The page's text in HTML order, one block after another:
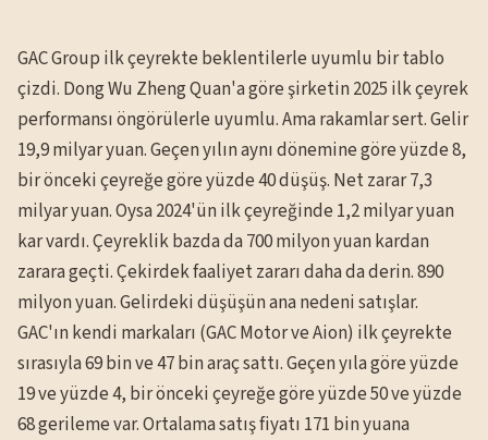
GAC Group ilk çeyrekte beklentilerle uyumlu bir tablo
çizdi. Dong Wu Zheng Quan'a göre şirketin 2025 ilk çeyrek
performansı öngörülerle uyumlu. Ama rakamlar sert. Gelir
19,9 milyar yuan. Geçen yılın aynı dönemine göre yüzde 8,
bir önceki çeyreğe göre yüzde 40 düşüş. Net zarar 7,3
milyar yuan. Oysa 2024'ün ilk çeyreğinde 1,2 milyar yuan
kar vardı. Çeyreklik bazda da 700 milyon yuan kardan
zarara geçti. Çekirdek faaliyet zararı daha da derin. 890
milyon yuan. Gelirdeki düşüşün ana nedeni satışlar.
GAC'ın kendi markaları (GAC Motor ve Aion) ilk çeyrekte
sırasıyla 69 bin ve 47 bin araç sattı. Geçen yıla göre yüzde
19 ve yüzde 4, bir önceki çeyreğe göre yüzde 50 ve yüzde
68 gerileme var. Ortalama satış fiyatı 171 bin yuana